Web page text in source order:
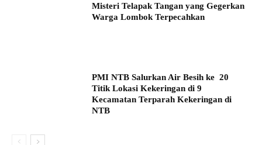
Misteri Telapak Tangan yang Gegerkan
Warga Lombok Terpecahkan
PMI NTB Salurkan Air Besih ke 20
Titik Lokasi Kekeringan di 9
Kecamatan Terparah Kekeringan di
NTB